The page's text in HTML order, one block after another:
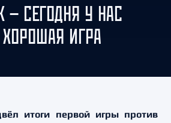
— СЕГОДНЯ У НАС
ИГРА
итоги первой игры против